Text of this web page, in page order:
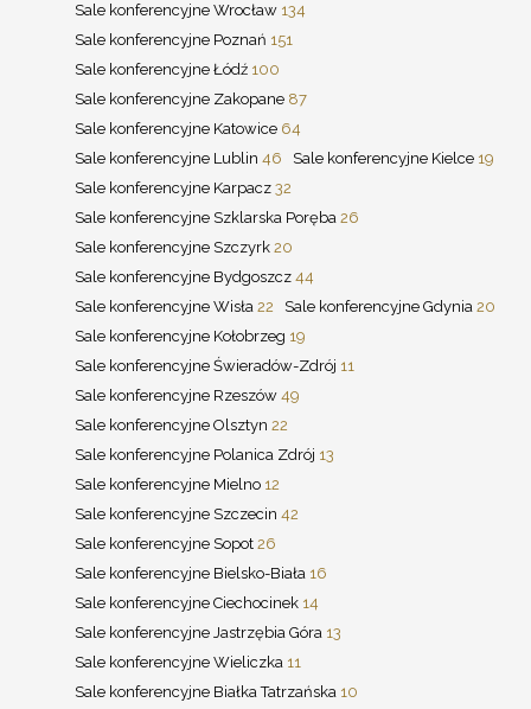
Sale konferencyjne Wrocław 134
Sale konferencyjne Poznań 151
Sale konferencyjne Łódź 100
Sale konferencyjne Zakopane 87
Sale konferencyjne Katowice 64
Sale konferencyjne Lublin 46 Sale konferencyjne Kielce 19
Sale konferencyjne Karpacz 32
Sale konferencyjne Szklarska Poręba 26
Sale konferencyjne Szczyrk 20
Sale konferencyjne Bydgoszcz 44
Sale konferencyjne Wisła 22 Sale konferencyjne Gdynia 20
Sale konferencyjne Kołobrzeg 19
Sale konferencyjne Świeradów-Zdrój 11
Sale konferencyjne Rzeszów 49
Sale konferencyjne Olsztyn 22
Sale konferencyjne Polanica Zdrój 13
Sale konferencyjne Mielno 12
Sale konferencyjne Szczecin 42
Sale konferencyjne Sopot 26
Sale konferencyjne Bielsko-Biała 16
Sale konferencyjne Ciechocinek 14
Sale konferencyjne Jastrzębia Góra 13
Sale konferencyjne Wieliczka 11
Sale konferencyjne Białka Tatrzańska 10